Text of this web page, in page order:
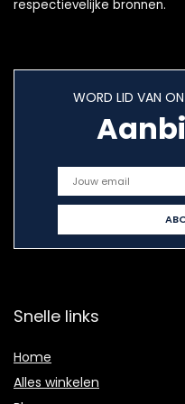
respectievelijke bronnen.
WORD LID VAN
Snelle links
Home
Alles winkelen